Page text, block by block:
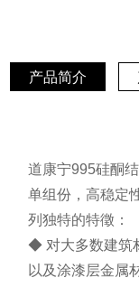
产品简介
道康宁995硅酮
单组份，高稳定
列独特的特徵：
◆ 对大多数建筑
以及涂漆层金属